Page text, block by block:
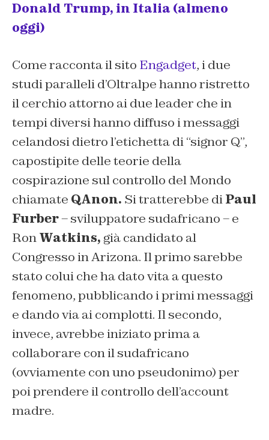
Donald Trump, in Italia (almeno
oggi)
Come racconta il sito Engadget, i due
studi paralleli d’Oltralpe hanno ristretto
il cerchio attorno ai due leader che in
tempi diversi hanno diffuso i messaggi
celandosi dietro l’etichetta di “signor Q”,
capostipite delle teorie della
cospirazione sul controllo del Mondo
chiamate QAnon. Si tratterebbe diPaul
Furber– sviluppatore sudafricano – e
RonWatkins, già candidato al
Congresso in Arizona. Il primo sarebbe
stato colui che ha dato vita a questo
fenomeno, pubblicando i primi messaggi
e dando via ai complotti. Il secondo,
invece, avrebbe iniziato prima a
collaborare con il sudafricano
(ovviamente con uno pseudonimo) per
poi prendere il controllo dell’account
madre.